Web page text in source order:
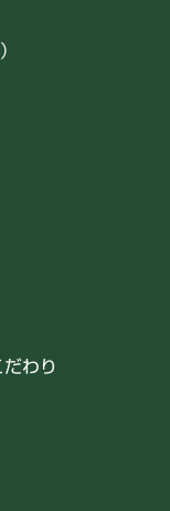
わり